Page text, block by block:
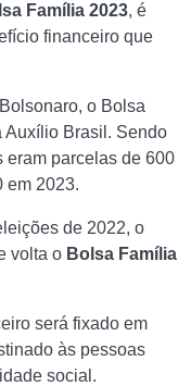
Família 2023, é
financeiro que
o Bolsa
Auxílio Brasil. Sendo
eram parcelas de 600
em 2023.
de 2022, o
volta o Bolsa Família
será fixado em
às pessoas
social.